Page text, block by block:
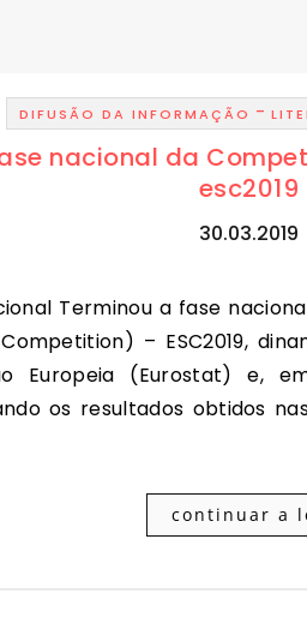
DIFUSÃO DA INFORMAÇÃO -
nacional da
esc2019
30.03.2019
– ESC2019,
Europeia (Eurostat) e,
os resultados obtidos
continuar a